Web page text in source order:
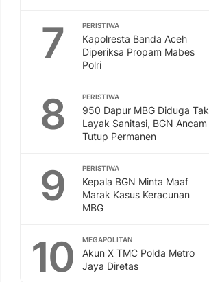
7 PERISTIWA
Kapolresta Banda Aceh
Diperiksa Propam Mabes
Polri
8 PERISTIWA
950 Dapur MBG Diduga Tak
Layak Sanitasi, BGN Ancam
Tutup Permanen
9 PERISTIWA
Kepala BGN Minta Maaf
Marak Kasus Keracunan
MBG
10 MEGAPOLITAN
Akun X TMC Polda Metro
Jaya Diretas